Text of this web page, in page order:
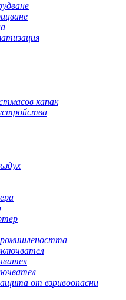
капак
от взривоопасни